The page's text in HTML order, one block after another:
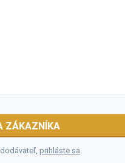
ZÁKAZNÍKA
dodávateľ,prihláste sa